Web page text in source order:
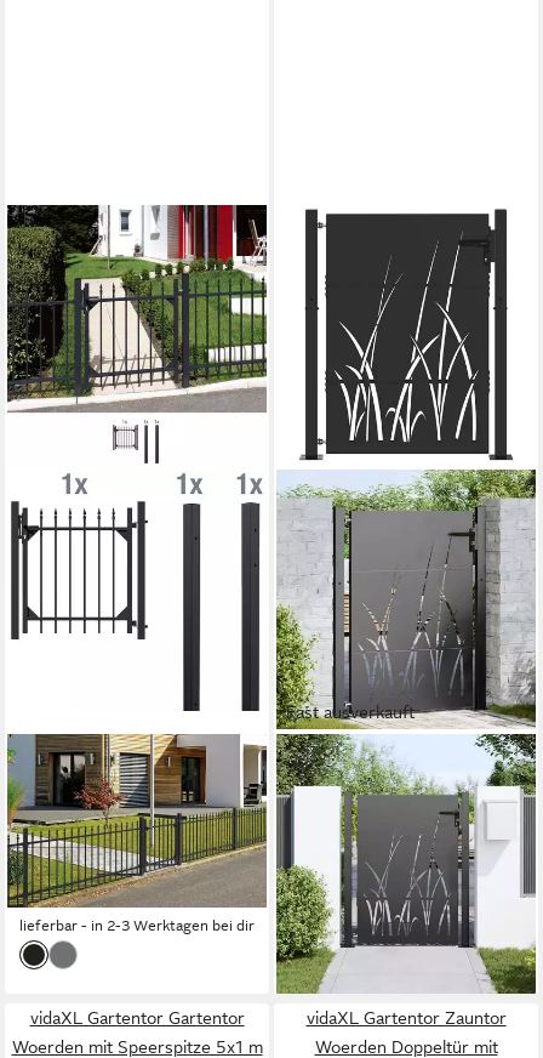
ALBERTS
Zauneinzeltür Chaussee,
Breite: 96,5 cm, Höhe: 100
und 120 cm, versch. Farben
ab 449,43 € UVP529,00 €
-15%
lieferbar - in 2-3 Werktagen bei dir
Fast ausverkauft
VIDAXL
Gartentor Gartentor 110 x
155 cm Pulverbeschichteter
Stahl Abschließbar
ab 239,99 €
lieferbar - in 5-6 Werktagen bei dir
vidaXL Gartentor Gartentor
Woerden mit Speerspitze 5x1 m
vidaXL Gartentor Zauntor
Woerden Doppeltür mit